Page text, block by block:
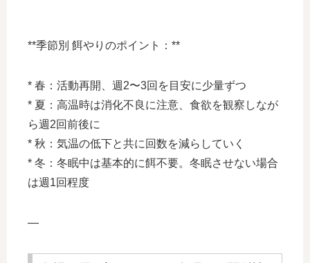
**季節別 餌やりのポイント：**
* 春：活動再開、週2〜3回を目安に少量ずつ
* 夏：高温時は消化不良に注意、食欲を観察しなが
ら週2回前後に
* 秋：気温の低下と共に回数を減らしていく
* 冬：冬眠中は基本的に餌不要。冬眠させない場合
は週1回程度
—